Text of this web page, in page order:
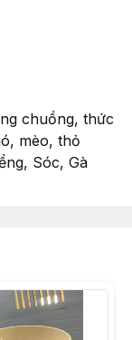
chuồng, thức
mèo, thỏ
Sóc, Gà